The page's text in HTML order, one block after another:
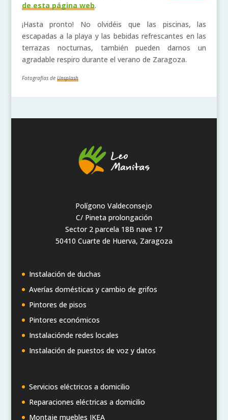
de esta página web.
¡Hasta pronto! No olvidéis que las piscinas, las
escapadas a la playa y las bebidas refrescantes en las
terrazas nocturnas, también pueden darnos un
agradable respiro durante el verano de Zaragoza.
Fotografías de Unsplash
Polígono Valdeconsejo
C/ Pineta prolongación
Sector 2 parcela 18B nave 17
50410 Cuarte de Huerva, Zaragoza
Instalación de duchas
Averías domésticas y cambio de grifos
Pintores de pisos
Pintores económicos
Instalaciónde redes locales
Instalación de puestos de voz y datos
Servicios eléctricos a domicilio
Reparaciones eléctricas a domicilio
Montaje muebles IKEA